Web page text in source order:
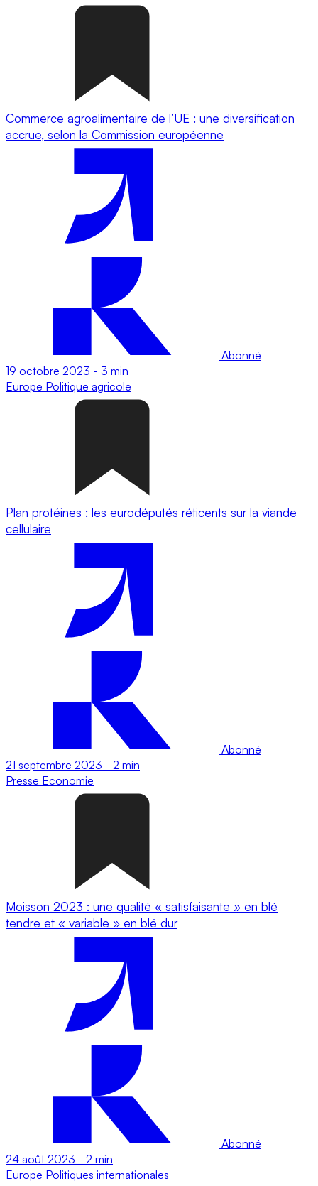
Commerce agroalimentaire de l’UE : une diversification
accrue, selon la Commission européenne
Abonné
19 octobre 2023 - 3 min
Europe Politique agricole
Plan protéines : les eurodéputés réticents sur la viande
cellulaire
Abonné
21 septembre 2023 - 2 min
Presse Economie
Moisson 2023 : une qualité « satisfaisante » en blé
tendre et « variable » en blé dur
Abonné
24 août 2023 - 2 min
Europe Politiques internationales